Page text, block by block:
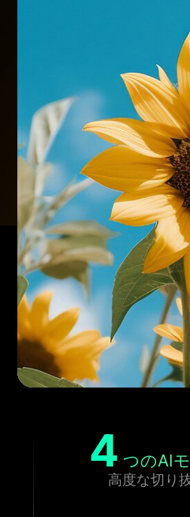
4 つのAI
高度な切り